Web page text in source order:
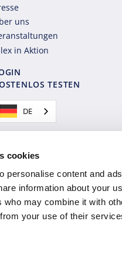
cookies
personalise content and
information about your
may combine it with
your use of their
uns
in Aktion
TESTEN
DE